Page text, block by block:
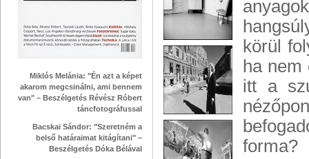
Miklós Melánia: "Én azt a képet
akarom megcsinálni, ami bennem
van" – Beszélgetés Révész Róbert
táncfotográfussal
Bacskai Sándor: "Szeretném a
belső határaimat kitágítani" –
Beszélgetés Dóka Bélával
körül
ha nem
itt a
forma?